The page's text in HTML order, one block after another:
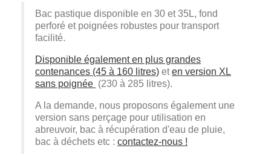
Bac pastique disponible en 30 et 35L, fond
perforé et poignées robustes pour transport
facilité.
Disponible également en plus grandes
contenances (45 à 160 litres) eten version XL
sans poignée (230 à 285 litres).
A la demande, nous proposons également une
version sans perçage pour utilisation en
abreuvoir, bac à récupération d'eau de pluie,
bac à déchets etc : contactez-nous !